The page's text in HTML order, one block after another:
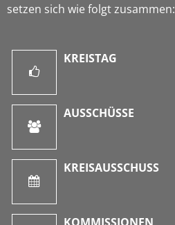
setzen sich wie folgt zusammen:
KREISTAG
AUSSCHÜSSE
KREISAUSSCHUSS